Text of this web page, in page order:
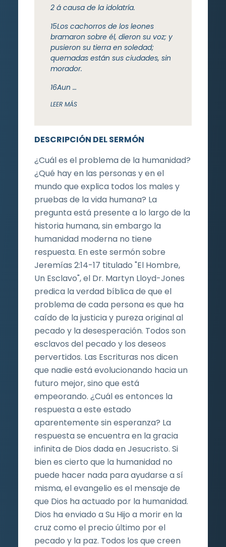
DESCRIPCIÓN DEL SERMÓN
¿Cuál es el problema de la humanidad?
¿Qué hay en las personas y en el
mundo que explica todos los males y
pruebas de la vida humana? La
pregunta está presente a lo largo de la
historia humana, sin embargo la
humanidad moderna no tiene
respuesta. En este sermón sobre
Jeremías 2:14-17 titulado "El Hombre,
Un Esclavo", el Dr. Martyn Lloyd-Jones
predica la verdad bíblica de que el
problema de cada persona es que ha
caído de la justicia y pureza original al
pecado y la desesperación. Todos son
esclavos del pecado y los deseos
pervertidos. Las Escrituras nos dicen
que nadie está evolucionando hacia un
futuro mejor, sino que está
empeorando. ¿Cuál es entonces la
respuesta a este estado
aparentemente sin esperanza? La
respuesta se encuentra en la gracia
infinita de Dios dada en Jesucristo. Si
bien es cierto que la humanidad no
puede hacer nada para ayudarse a sí
misma, el evangelio es el mensaje de
que Dios ha actuado por la humanidad.
Dios ha enviado a Su Hijo a morir en la
cruz como el precio último por el
pecado y la paz. Todos los que creen
2 á causa de la idolatría.
15Los cachorros de los leones
bramaron sobre él, dieron su voz; y
pusieron su tierra en soledad;
quemadas están sus ciudades, sin
morador.
16Aun …
LEER MÁS